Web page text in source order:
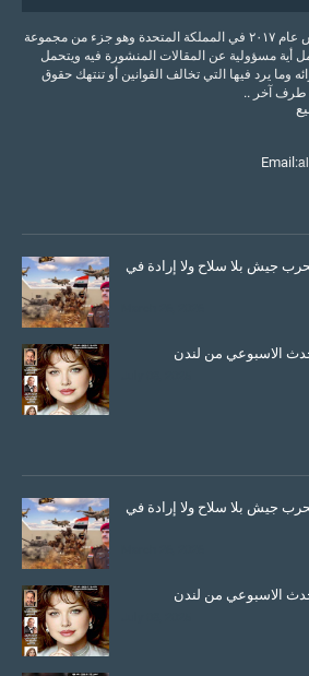
موقع وكالة الحدث للآراء تأسس عام ٢٠١٧ في المملكة المتحدة وهو جزء من مجموعة
أية مسؤولية عن المقالات المنشورة فيه ويتحمل
وما يرد فيها التي تخالف القوانين أو تنتهك حقوق
طرف آخر ..
Email:
جيش بلا سلاح ولا إرادة في
جيش بلا سلاح ولا إرادة في